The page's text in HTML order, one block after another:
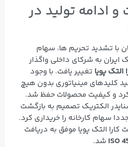
و ادامه تولید در
و هم‌ زمان با تشدید تحریم‌ ها، سهام
ایران به شرکای داخلی واگذار
التک پویا تغییر یافت. با وجود
کلیدهای مینیاتوری بدون هیچ
کرد و کیفیت محصولات حفظ شد.
الکتریک تصمیم به بازگشت
سهام کارخانه را خریداری کرد.
نیز شرکت کارا التک پویا موفق به دریافت
ISO شد.